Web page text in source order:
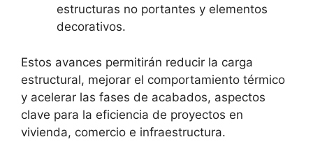
estructuras no portantes y elementos
decorativos.
Estos avances permitirán reducir la carga
estructural, mejorar el comportamiento térmico
y acelerar las fases de acabados, aspectos
clave para la eficiencia de proyectos en
vivienda, comercio e infraestructura.